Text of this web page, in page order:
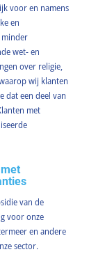
voor en namens
en
minder
wet- en
over religie,
wij klanten
dat een deel van
met
van de
voor onze
en andere
sector.